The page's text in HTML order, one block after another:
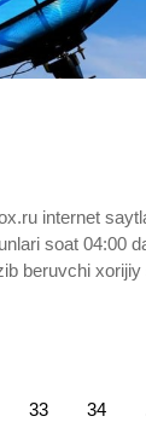
internet
soat 04:00
beruvchi xorijiy
33 34